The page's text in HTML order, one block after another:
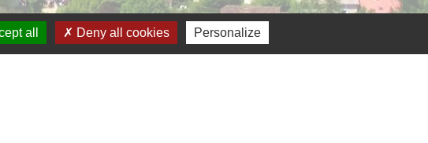
all Deny all cookies Personalize